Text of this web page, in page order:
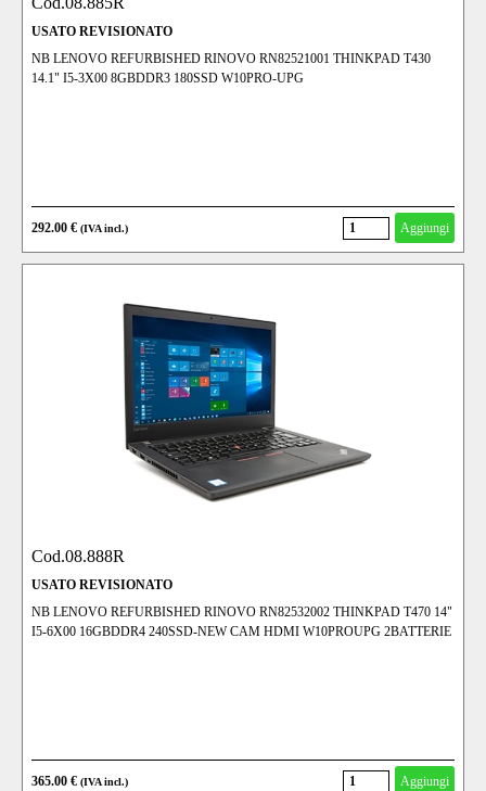
USATO REVISIONATO
NB LENOVO REFURBISHED RINOVO RN82521001 THINKPAD T430
14.1" I5-3X00 8GBDDR3 180SSD W10PRO-UPG
292.00 € (IVA incl.) Aggiungi
Cod.08.888R
USATO REVISIONATO
NB LENOVO REFURBISHED RINOVO RN82532002 THINKPAD T470 14"
I5-6X00 16GBDDR4 240SSD-NEW CAM HDMI W10PROUPG 2BATTERIE
365.00 € (IVA incl.) Aggiungi